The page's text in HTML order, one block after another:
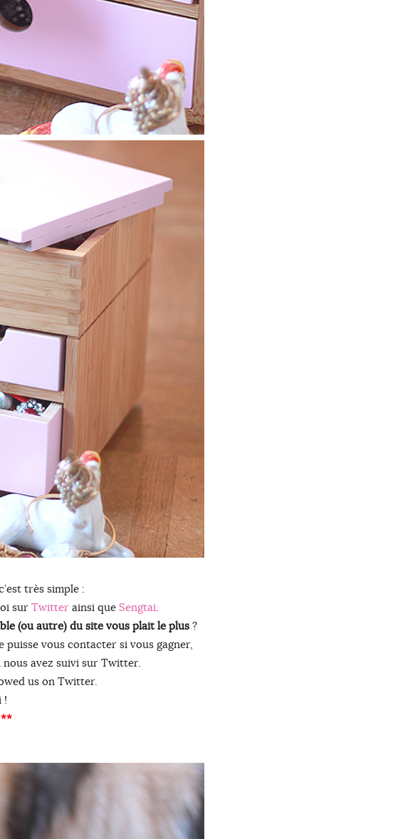
très simple :
sur Twitter ainsi que Sengtai.
(ou autre) du site vous plait le plus ?
puisse vous contacter si vous gagner,
nous avez suivi sur Twitter.
us on Twitter.
!
**